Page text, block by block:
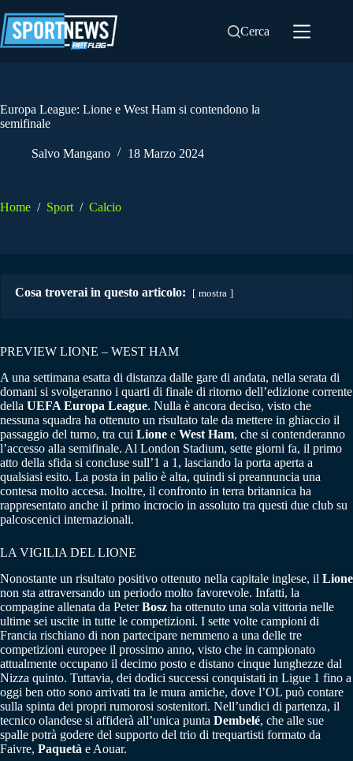
al
contenuto
Cerca
Europa League: Lione e West Ham si contendono la
semifinale
Salvo Mangano 18 Marzo 2024
Home / Sport / Calcio
Cosa troverai in questo articolo: mostra
PREVIEW LIONE – WEST HAM
A una settimana esatta di distanza dalle gare di andata, nella serata di
domani si svolgeranno i quarti di finale di ritorno dell’edizione corrente
della UEFA Europa League. Nulla è ancora deciso, visto che
nessuna squadra ha ottenuto un risultato tale da mettere in ghiaccio il
passaggio del turno, tra cui Lione e West Ham, che si contenderanno
l’accesso alla semifinale. Al London Stadium, sette giorni fa, il primo
atto della sfida si concluse sull’1 a 1, lasciando la porta aperta a
qualsiasi esito. La posta in palio è alta, quindi si preannuncia una
contesa molto accesa. Inoltre, il confronto in terra britannica ha
rappresentato anche il primo incrocio in assoluto tra questi due club su
palcoscenici internazionali.
LA VIGILIA DEL LIONE
Nonostante un risultato positivo ottenuto nella capitale inglese, il Lione
non sta attraversando un periodo molto favorevole. Infatti, la
compagine allenata da PeterBosz ha ottenuto una sola vittoria nelle
ultime sei uscite in tutte le competizioni. I sette volte campioni di
Francia rischiano di non partecipare nemmeno a una delle tre
competizioni europee il prossimo anno, visto che in campionato
attualmente occupano il decimo posto e distano cinque lunghezze dal
Nizza quinto. Tuttavia, dei dodici successi conquistati in Ligue 1 fino a
oggi ben otto sono arrivati tra le mura amiche, dove l’OL può contare
sulla spinta dei propri rumorosi sostenitori. Nell’undici di partenza, il
tecnico olandese si affiderà all’unica punta Dembelé, che alle sue
spalle potrà godere del supporto del trio di trequartisti formato da
Faivre, Paquetà e Aouar.